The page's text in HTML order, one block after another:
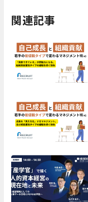
関連記事